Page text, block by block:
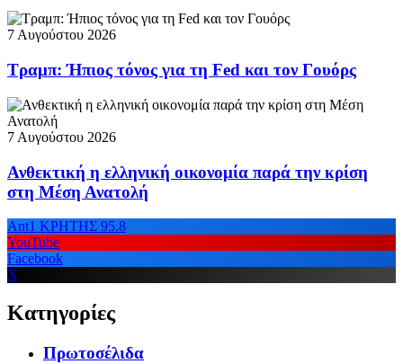
7 Αυγούστου 2026
Τραμπ: Ήπιος τόνος για τη Fed και τον Γουόρς
7 Αυγούστου 2026
Ανθεκτική η ελληνική οικονομία παρά την κρίση
στη Μέση Ανατολή
Ant1 ΚΡΗΤΗΣ 95.8
YouTube
Facebook
X
Κατηγορίες
Πρωτοσέλιδα